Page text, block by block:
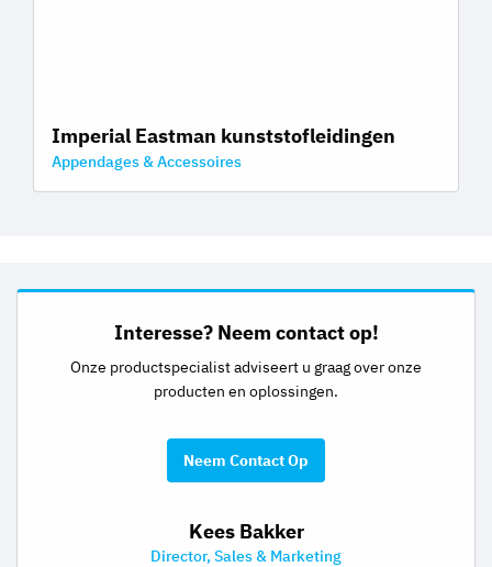
Imperial Eastman kunststofleidingen
Appendages & Accessoires
Interesse? Neem contact op!
Onze productspecialist adviseert u graag over onze
producten en oplossingen.
Neem Contact Op
Kees Bakker
Director, Sales & Marketing